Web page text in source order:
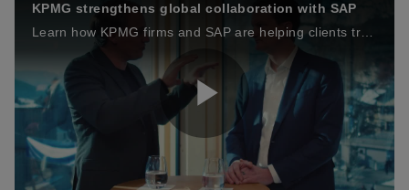
KPMG strengthens global collaboration with SAP
P